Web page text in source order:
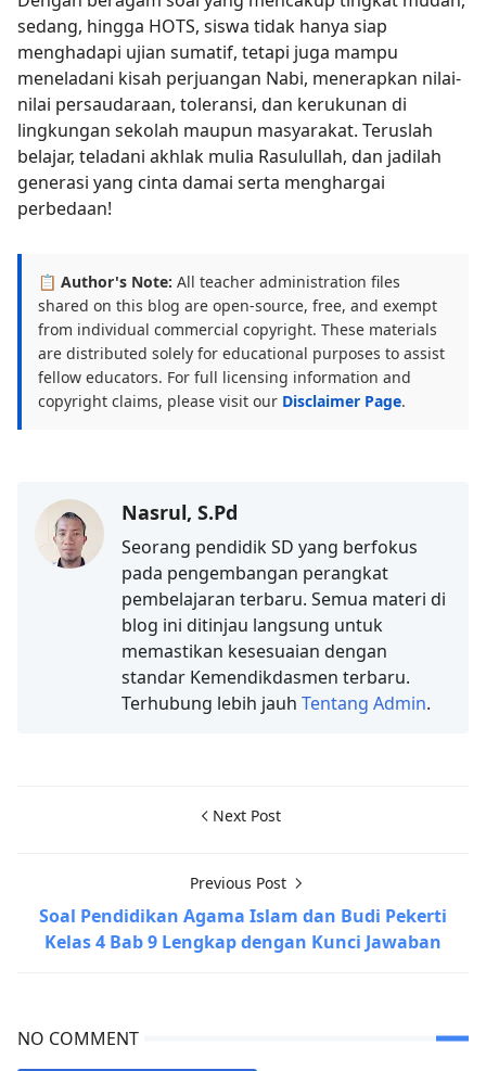
sedang, hingga HOTS, siswa tidak hanya siap
menghadapi ujian sumatif, tetapi juga mampu
meneladani kisah perjuangan Nabi, menerapkan nilai-
nilai persaudaraan, toleransi, dan kerukunan di
lingkungan sekolah maupun masyarakat. Teruslah
belajar, teladani akhlak mulia Rasulullah, dan jadilah
generasi yang cinta damai serta menghargai
perbedaan!
📋 Author's Note: All teacher administration files
shared on this blog are open-source, free, and exempt
from individual commercial copyright. These materials
are distributed solely for educational purposes to assist
fellow educators. For full licensing information and
copyright claims, please visit our Disclaimer Page.
Nasrul, S.Pd
Seorang pendidik SD yang berfokus
pada pengembangan perangkat
pembelajaran terbaru. Semua materi di
blog ini ditinjau langsung untuk
memastikan kesesuaian dengan
standar Kemendikdasmen terbaru.
Terhubung lebih jauh Tentang Admin.
Next Post
Previous Post
Soal Pendidikan Agama Islam dan Budi Pekerti
Kelas 4 Bab 9 Lengkap dengan Kunci Jawaban
NO COMMENT